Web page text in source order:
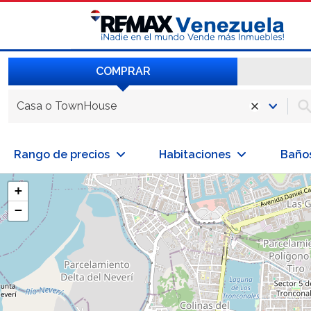
COMPRAR
Casa o TownHouse
Rango de precios Habitaciones
+
−